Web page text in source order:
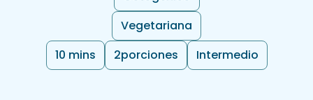
Vegetariana
10 mins
2porciones Intermedio